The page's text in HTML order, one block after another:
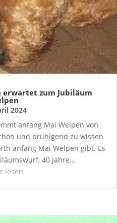
erwartet zum Jubiläum
2024
anfang Mai Welpen von
und bruhigend zu wissen
anfang Mai Welpen gibt. Es
40 Jahre...
lesen